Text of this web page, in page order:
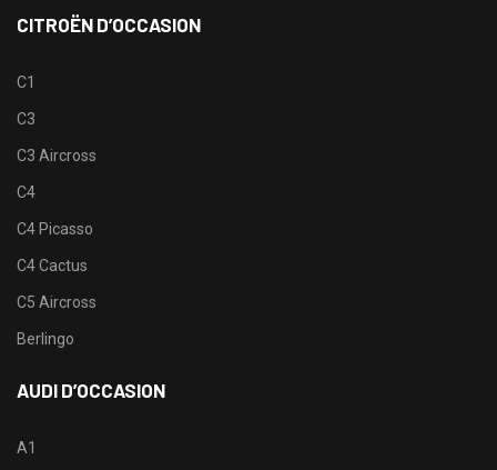
CITROËN D’OCCASION
C1
C3
C3 Aircross
C4
C4 Picasso
C4 Cactus
C5 Aircross
Berlingo
AUDI D’OCCASION
A1